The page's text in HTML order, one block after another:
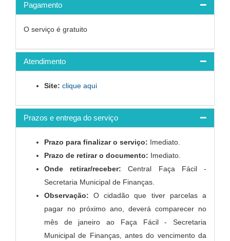
Pagamento
O serviço é gratuito
Atendimento
Site: clique aqui
Prazos e entrega do serviço
Prazo para finalizar o serviço: Imediato.
Prazo de retirar o documento: Imediato.
Onde retirar/receber: Central Faça Fácil -
Secretaria Municipal de Finanças.
Observação: O cidadão que tiver parcelas a
pagar no próximo ano, deverá comparecer no
mês de janeiro ao Faça Fácil - Secretaria
Municipal de Finanças, antes do vencimento da